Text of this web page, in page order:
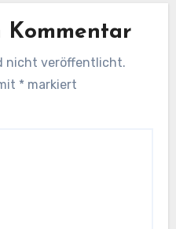
Kommentar
nicht veröffentlicht.
* markiert